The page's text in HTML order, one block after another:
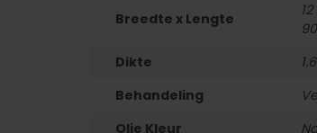
Breedte x Lengte
Dikte
Behandeling
Olie Kleur